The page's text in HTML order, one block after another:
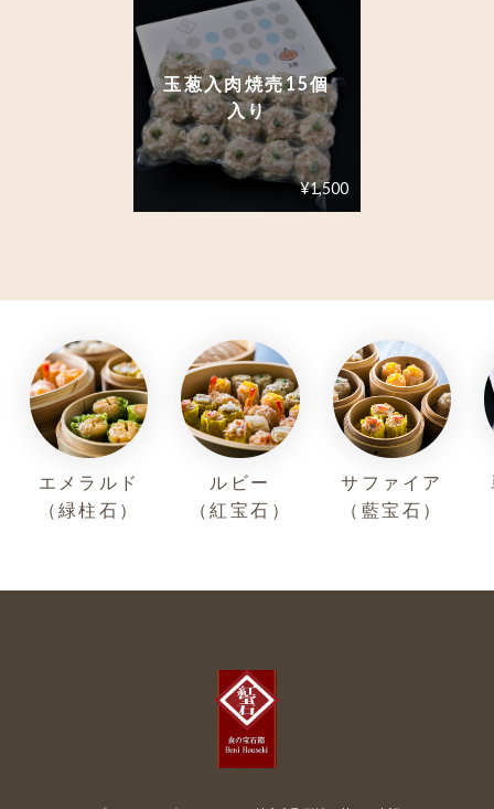
玉葱入肉焼売15個
入り
¥1,500
エメラルド
（緑柱石）
ルビー
（紅宝石）
サファイア
（藍宝石）